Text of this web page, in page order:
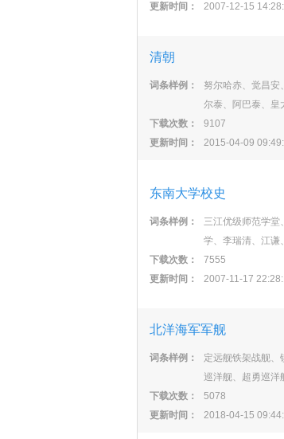
更新时间：
2007-12-15
清朝
词条样例：
努尔哈赤、觉昌安
尔泰、阿巴泰、皇
下载次数：
9107
更新时间：
2015-04-09
东南大学校史
词条样例：
三江优级师范学堂
学、李瑞清、江谦
下载次数：
7555
更新时间：
2007-11-17
北洋海军军舰
词条样例：
定远舰铁架战舰
巡洋舰、超勇巡洋
下载次数：
5078
更新时间：
2018-04-15